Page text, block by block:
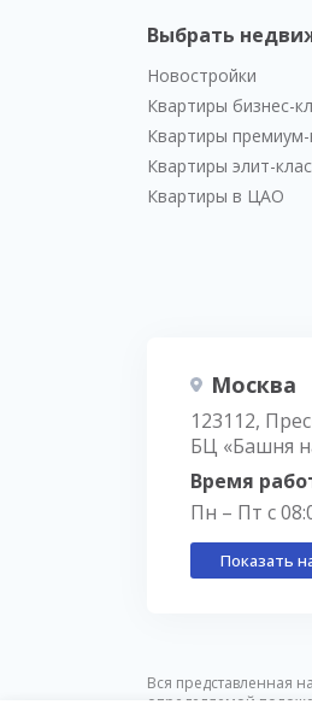
Выбрать
Новостройки
Квартиры бизнес-
Квартиры премиум-
Квартиры элит-
Квартиры в ЦАО
Москва
123112,
БЦ «Башня
Время
Пн – Пт с
Показать
Вся представленная
определяемой